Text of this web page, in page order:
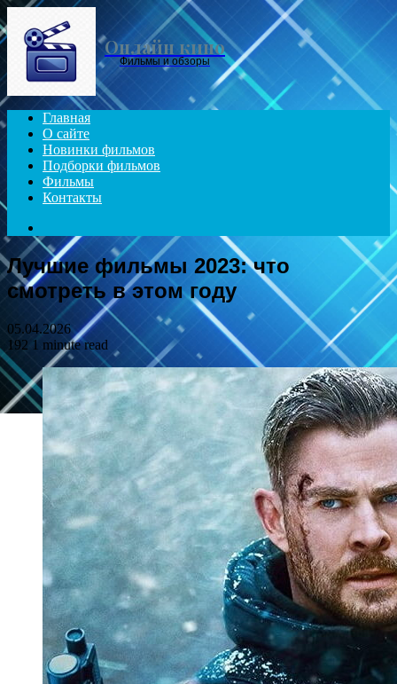
Menu
Онлайн кино
Фильмы и обзоры
Главная
О сайте
Новинки фильмов
Подборки фильмов
Фильмы
Контакты
for
Лучшие фильмы 2023: что
смотреть в этом году
05.04.2026
192 1 minute read